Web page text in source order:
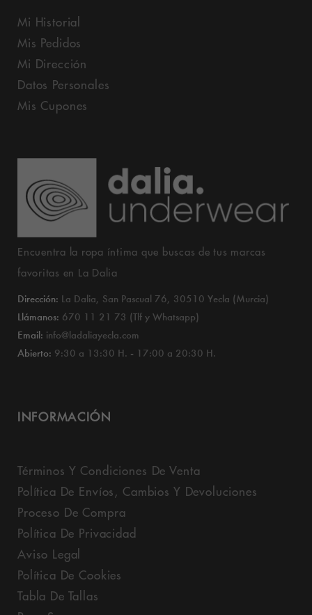
Mi Historial
Mis Pedidos
Mi Dirección
Datos Personales
Mis Cupones
Encuentra la ropa íntima que buscas de tus marcas
favoritas en La Dalia
Dirección: La Dalia, San Pascual 76, 30510 Yecla (Murcia)
Llámanos: 670 11 21 73 (Tlf y Whatsapp)
Email: info@ladaliayecla.com
Abierto: 9:30 a 13:30 H. - 17:00 a 20:30 H.
INFORMACIÓN
Términos Y Condiciones De Venta
Política De Envíos, Cambios Y Devoluciones
Proceso De Compra
Política De Privacidad
Aviso Legal
Política De Cookies
Tabla De Tallas